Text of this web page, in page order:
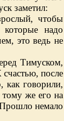
заметил:
чтобы
надо
это ведь не
Тимуском,
после
как говорили,
же его на
немало